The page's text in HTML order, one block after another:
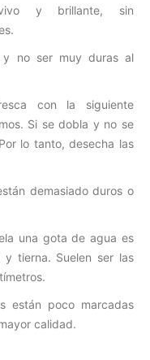
y brillante, sin
y no ser muy duras al
con la siguiente
Si se dobla y no se
lo tanto, desecha las
demasiado duros o
una gota de agua es
tierna. Suelen ser las
están poco marcadas
calidad.